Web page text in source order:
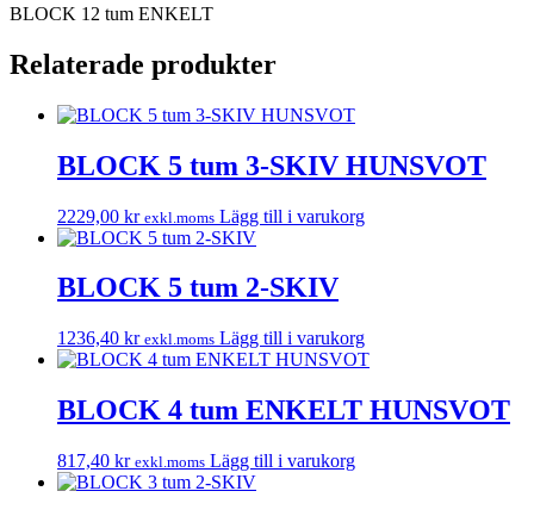
BLOCK 12 tum ENKELT
Relaterade produkter
BLOCK 5 tum 3-SKIV HUNSVOT
2229,00 kr exkl.moms Lägg till i varukorg
BLOCK 5 tum 2-SKIV
1236,40 kr exkl.moms Lägg till i varukorg
BLOCK 4 tum ENKELT HUNSVOT
817,40 kr exkl.moms Lägg till i varukorg